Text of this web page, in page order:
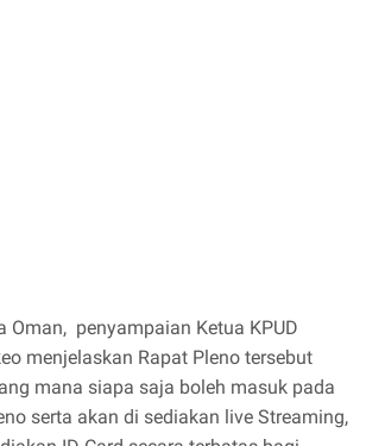
Oman, penyampaian Ketua KPUD
menjelaskan Rapat Pleno tersebut
mana siapa saja boleh masuk pada
serta akan di sediakan live Streaming,